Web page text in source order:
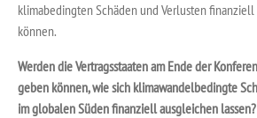
klimabedingten Schäden und Verlusten
können.
Werden die Vertragsstaaten am Ende der
geben können, wie sich klimawandelbedingte
im globalen Süden finanziell ausgleichen lassen?